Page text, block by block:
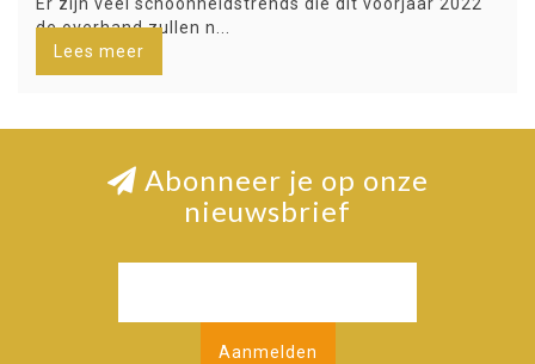
de overhand zullen n...
Lees meer
Abonneer je op onze
nieuwsbrief
Aanmelden